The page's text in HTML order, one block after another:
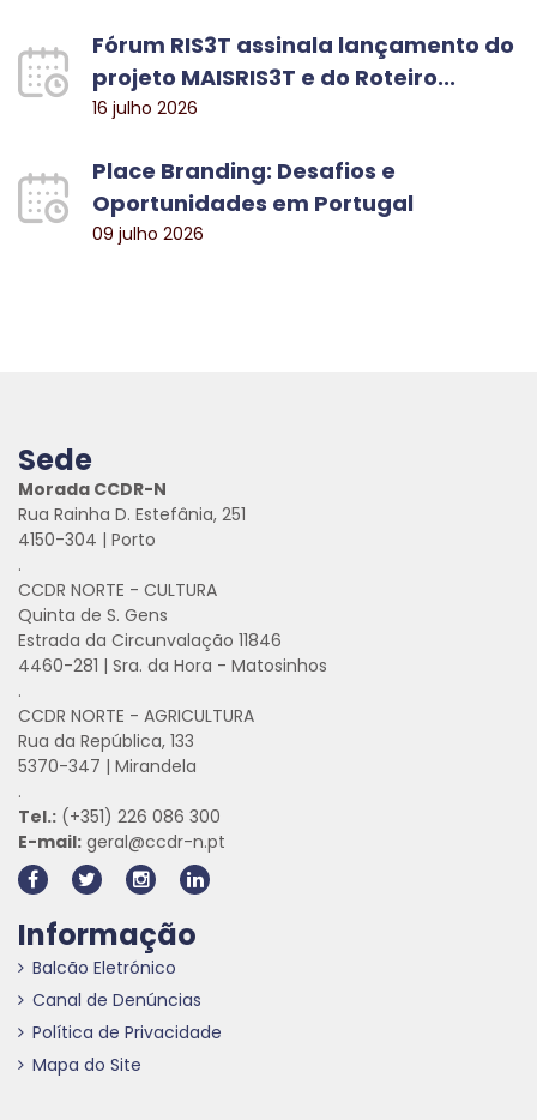
Fórum RIS3T assinala lançamento do
projeto MAISRIS3T e do Roteiro...
16 julho 2026
Place Branding: Desafios e
Oportunidades em Portugal
09 julho 2026
Sede
Morada CCDR-N
Rua Rainha D. Estefânia, 251
4150-304 | Porto
.
CCDR NORTE - CULTURA
Quinta de S. Gens
Estrada da Circunvalação 11846
4460-281 | Sra. da Hora - Matosinhos
.
CCDR NORTE - AGRICULTURA
Rua da República, 133
5370-347 | Mirandela
.
Tel.: (+351) 226 086 300
E-mail: geral@ccdr-n.pt
Informação
Balcão Eletrónico
Canal de Denúncias
Política de Privacidade
Mapa do Site